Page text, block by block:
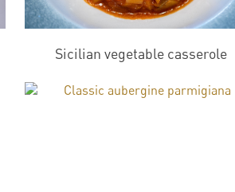
Sicilian vegetable casserole